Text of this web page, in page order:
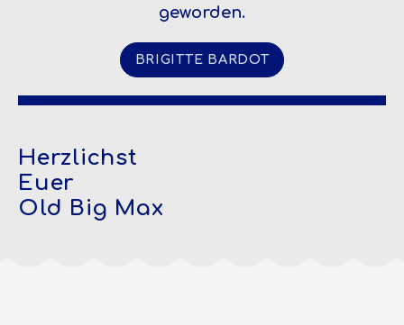
geworden.
BRIGITTE BARDOT
Herzlichst
Euer
Old Big Max